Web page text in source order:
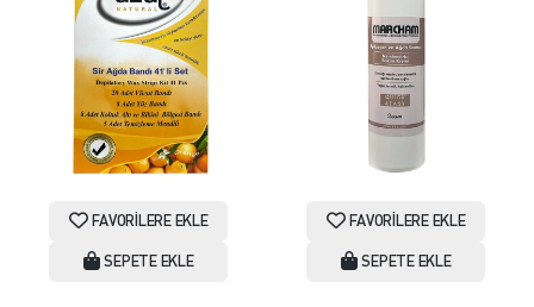
FAVORILERE EKLE
SEPETE EKLE
FAVORILERE EKLE
SEPETE EKLE